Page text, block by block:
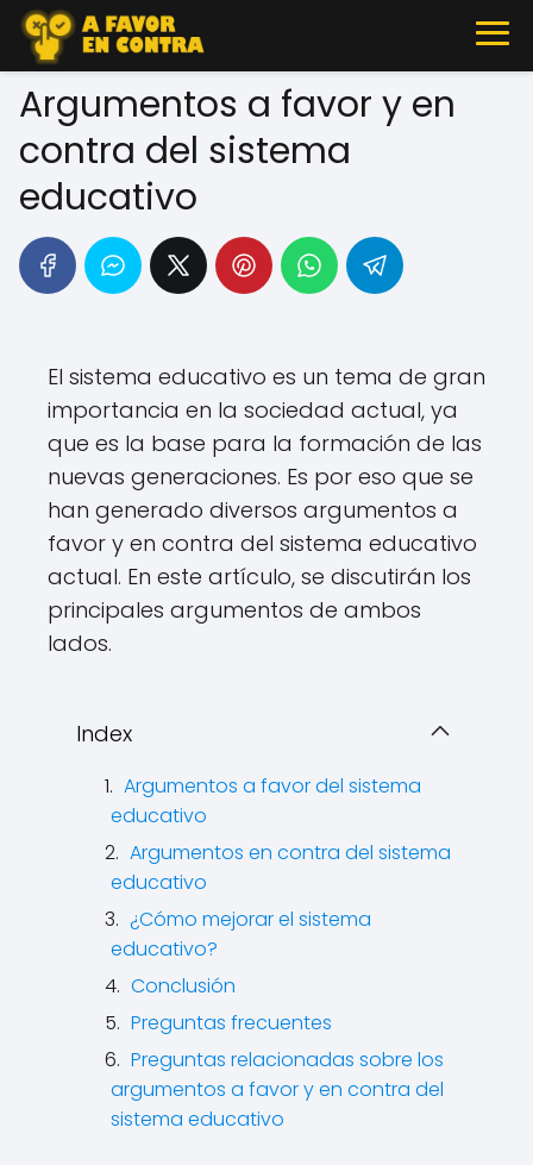
Argumentos a favor y en
contra del sistema
educativo
El sistema educativo es un tema de gran
importancia en la sociedad actual, ya
que es la base para la formación de las
nuevas generaciones. Es por eso que se
han generado diversos argumentos a
favor y en contra del sistema educativo
actual. En este artículo, se discutirán los
principales argumentos de ambos
lados.
Index
Argumentos a favor del sistema
educativo
Argumentos en contra del sistema
educativo
¿Cómo mejorar el sistema
educativo?
Conclusión
Preguntas frecuentes
Preguntas relacionadas sobre los
argumentos a favor y en contra del
sistema educativo